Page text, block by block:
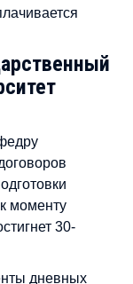
моменту
30-
дневных